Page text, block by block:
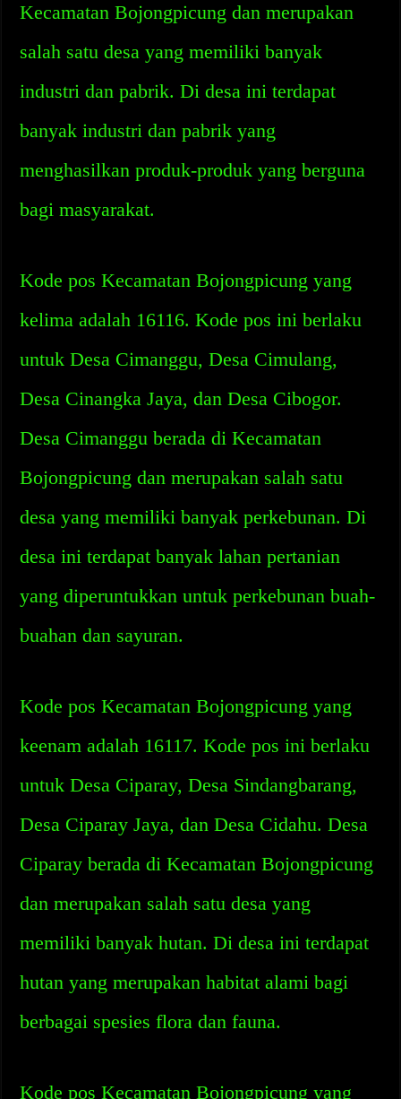
Kecamatan Bojongpicung dan merupakan
salah satu desa yang memiliki banyak
industri dan pabrik. Di desa ini terdapat
banyak industri dan pabrik yang
menghasilkan produk-produk yang berguna
bagi masyarakat.
Kode pos Kecamatan Bojongpicung yang
kelima adalah 16116. Kode pos ini berlaku
untuk Desa Cimanggu, Desa Cimulang,
Desa Cinangka Jaya, dan Desa Cibogor.
Desa Cimanggu berada di Kecamatan
Bojongpicung dan merupakan salah satu
desa yang memiliki banyak perkebunan. Di
desa ini terdapat banyak lahan pertanian
yang diperuntukkan untuk perkebunan buah-
buahan dan sayuran.
Kode pos Kecamatan Bojongpicung yang
keenam adalah 16117. Kode pos ini berlaku
untuk Desa Ciparay, Desa Sindangbarang,
Desa Ciparay Jaya, dan Desa Cidahu. Desa
Ciparay berada di Kecamatan Bojongpicung
dan merupakan salah satu desa yang
memiliki banyak hutan. Di desa ini terdapat
hutan yang merupakan habitat alami bagi
berbagai spesies flora dan fauna.
Kode pos Kecamatan Bojongpicung yang